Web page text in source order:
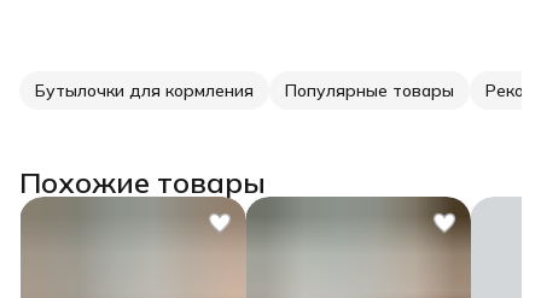
Бутылочки для кормления Популярные товары
Похожие товары